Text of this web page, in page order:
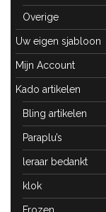
Overige
Uw eigen sjabloon
Mijn Account
Kado artikelen
Bling artikelen
Paraplu’s
leraar bedankt
klok